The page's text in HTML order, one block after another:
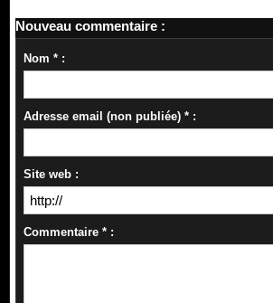
Nouveau commentaire :
Nom * :
Adresse email (non publiée) * :
Site web :
Commentaire * :